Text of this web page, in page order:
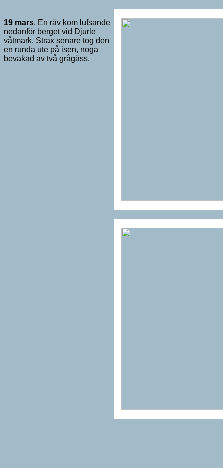
19 mars. En räv kom lufsande
nedanför berget vid Djurle
våtmark. Strax senare tog den
en runda ute på isen, noga
bevakad av två grågäss.